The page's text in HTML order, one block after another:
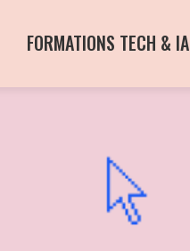
FORMATIONS TECH & IA